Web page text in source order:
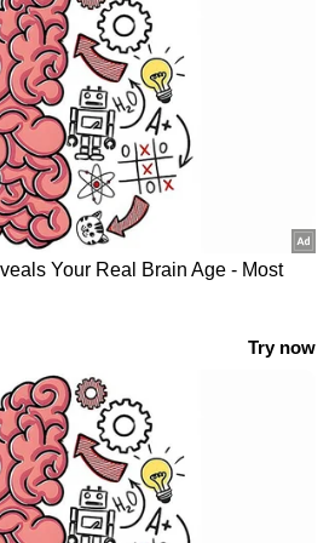
വാർത്തകൾ
ഏഷ്യാനെറ്റ്
Malayalam News
ആഴത്തിലുള്ള
റിപ്പോർട്ടിംഗും —
സ്ഥലത്ത്. ഏത് സമയത്തും,
വാർത്തകൾ
News Malayalam